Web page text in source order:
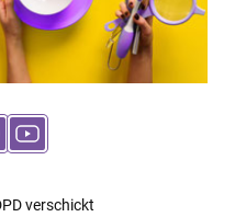
verschickt